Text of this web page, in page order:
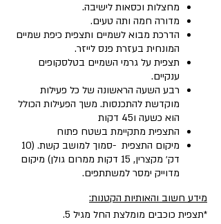
מחצלות וכסאות לישיבה.
מדורה חמה ותה טעים.
הדרכת מבוא לשמיים ותצפית כיפת שמיים
המונחית בעזרת פנס לייזר.
תצפית על גרמי השמיים בטלסקופים
ענקיים.
רבע השעה הראשונה של כל פעילות
מוקדשת להתכנסות. משך הפעילות הכולל
הוא כשעה ו45 דקות
התצפית מתקיימת בשטח פתוח
מיקום התצפית -סמוך למושב קשת. (10
דק׳ מקצרין, 15 דקות ממרום גולן) מיקום
מדוייק ימסר למשתתפים.
מידע חשוב והאותיות הקטנות:
*תצפית כוכבים מומלצת החל מגיל 5.